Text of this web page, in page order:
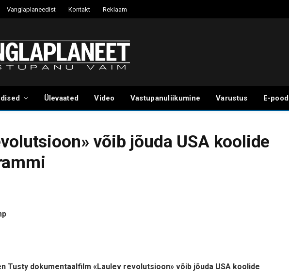
Vanglaplaneedist Kontakt Reklaam
Ülevaated Video Vastupanuliikumine Varustus E-pood
võib jõuda USA koolide
Tusty dokumentaalfilm «Laulev revolutsioon» võib jõuda USA koolide